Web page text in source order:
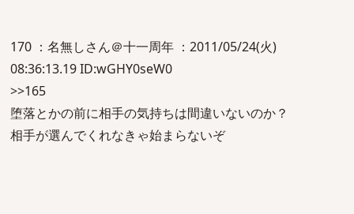
170 ：名無しさん＠十一周年 ：2011/05/24(火)
08:36:13.19 ID:wGHY0seW0
>>165
堕落とかの前に相手の気持ちは間違いないのか？
相手が選んでくれなきゃ始まらないぞ